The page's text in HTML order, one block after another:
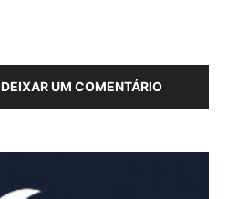
UM COMENTÁRIO